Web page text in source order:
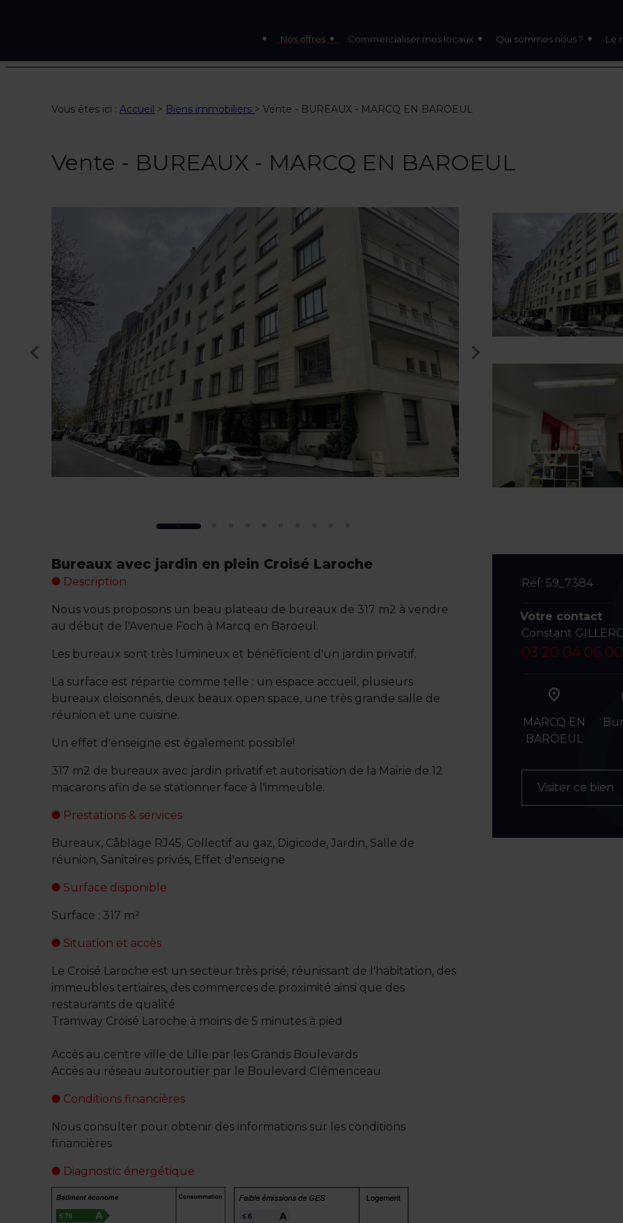
Nos offres Commercialiser mes locaux Qui sommes nous ? Le
Vous êtes ici :Accueil > Biens immobiliers >Vente - BUREAUX - MARCQ EN BAROEUL
Vente - BUREAUX - MARCQ EN BAROEUL
Bureaux avec jardin en plein Croisé Laroche
Description
Nous vous proposons un beau plateau de bureaux de 317 m2 à vendre
au début de l'Avenue Foch à Marcq en Baroeul.
Les bureaux sont très lumineux et bénéficient d'un jardin privatif.
La surface est répartie comme telle : un espace accueil, plusieurs
bureaux cloisonnés, deux beaux open space, une très grande salle de
réunion et une cuisine.
Un effet d'enseigne est également possible!
317 m2 de bureaux avec jardin privatif et autorisation de la Mairie de 12
macarons afin de se stationner face à l'immeuble.
Prestations & services
Bureaux, Câblage RJ45, Collectif au gaz, Digicode, Jardin, Salle de
réunion, Sanitaires privés, Effet d'enseigne
Surface disponible
Surface : 317 m²
Situation et accès
Le Croisé Laroche est un secteur très prisé, réunissant de l'habitation, des
immeubles tertiaires, des commerces de proximité ainsi que des
restaurants de qualité
Tramway Croisé Laroche à moins de 5 minutes à pied
Accès au centre ville de Lille par les Grands Boulevards
Accès au réseau autoroutier par le Boulevard Clémenceau
Conditions financières
Nous consulter pour obtenir des informations sur les conditions
financières
Diagnostic énergétique
Réf: 59_7384
Votre contact
Constant
03 20 04 06 00
MARCQ EN
BAROEUL
Visiter ce bien